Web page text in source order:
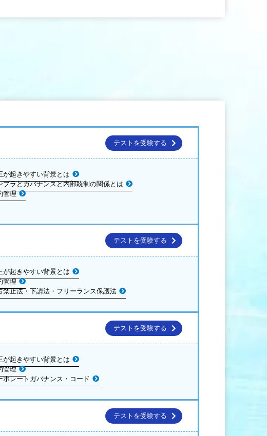
テストを受験する
起きやすい背景とは
ラとガバナンスと内部統制の関係とは
管理
テストを受験する
起きやすい背景とは
管理
止法・下請法・フリーランス保護法
テストを受験する
起きやすい背景とは
管理
レートガバナンス・コード
テストを受験する